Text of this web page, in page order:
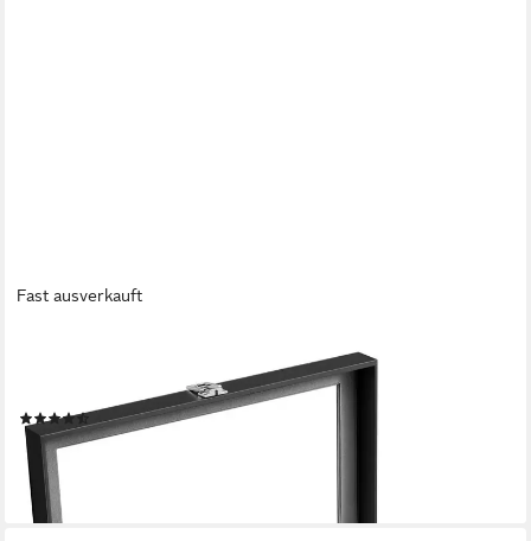
Fast ausverkauft
Uhrenbox 12 Fächern, Uhrenkasten, Premium-Uhrenschatulle,
20,2 x 30,2 x 7,8 cm, mit 14 Fächern, Glasdeckel, Geschenkidee
(61)
21,99 € UVP28,99 €
-24%
lieferbar - in 4-5 Werktagen bei dir